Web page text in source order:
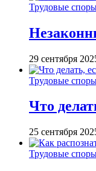
Трудовые
29 сентября
Трудовые
Что
25 сентября
Трудовые